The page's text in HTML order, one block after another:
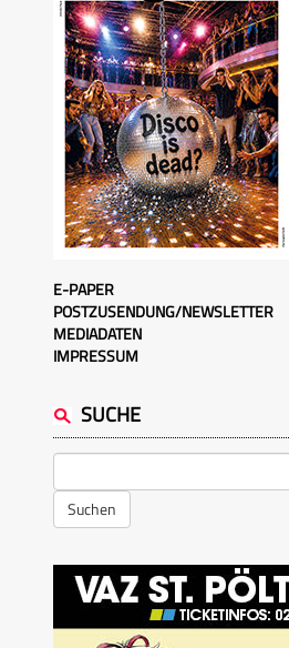
E-PAPER
POSTZUSENDUNG/NEWSLETTER
MEDIADATEN
IMPRESSUM
SUCHE
Suchen